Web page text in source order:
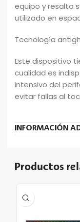
equipo y resalta
utilizado en
Tecnología
Este dispositivo
cualidad es
intensivo del
evitar fallas al
INFORMACIÓN
Productos